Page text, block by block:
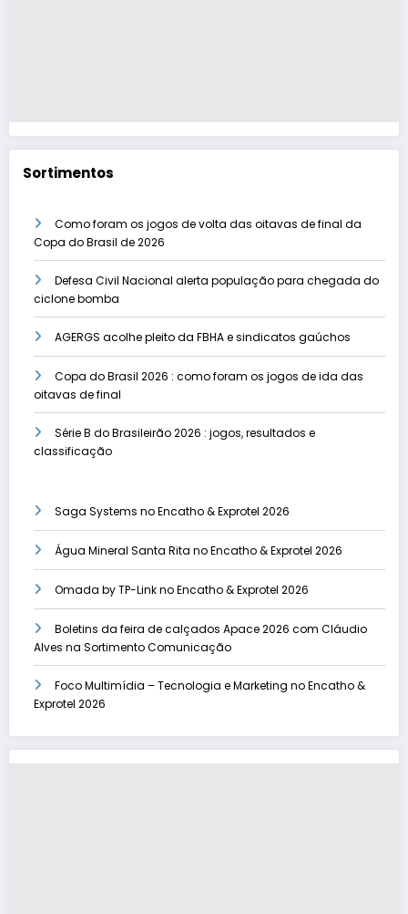
Sortimentos
Como foram os jogos de volta das oitavas de final da
Copa do Brasil de 2026
Defesa Civil Nacional alerta população para chegada do
ciclone bomba
AGERGS acolhe pleito da FBHA e sindicatos gaúchos
Copa do Brasil 2026 : como foram os jogos de ida das
oitavas de final
Série B do Brasileirão 2026 : jogos, resultados e
classificação
Saga Systems no Encatho & Exprotel 2026
Água Mineral Santa Rita no Encatho & Exprotel 2026
Omada by TP-Link no Encatho & Exprotel 2026
Boletins da feira de calçados Apace 2026 com Cláudio
Alves na Sortimento Comunicação
Foco Multimídia – Tecnologia e Marketing no Encatho &
Exprotel 2026